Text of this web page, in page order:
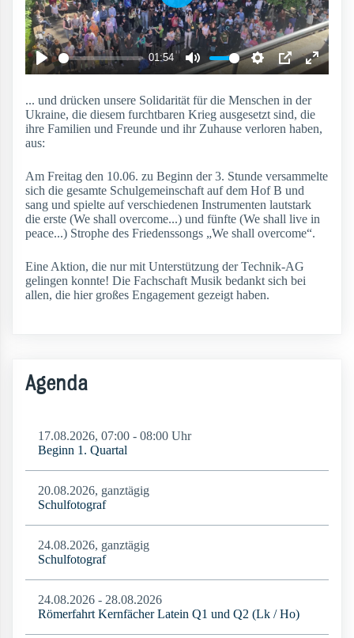
... und drücken unsere Solidarität für die Menschen in der
Ukraine, die diesem furchtbaren Krieg ausgesetzt sind, die
ihre Familien und Freunde und ihr Zuhause verloren haben,
aus:
Am Freitag den 10.06. zu Beginn der 3. Stunde versammelte
sich die gesamte Schulgemeinschaft auf dem Hof B und
sang und spielte auf verschiedenen Instrumenten lautstark
die erste (We shall overcome...) und fünfte (We shall live in
peace...) Strophe des Friedenssongs „We shall overcome“.
Eine Aktion, die nur mit Unterstützung der Technik-AG
gelingen konnte! Die Fachschaft Musik bedankt sich bei
allen, die hier großes Engagement gezeigt haben.
Agenda
17.08.2026, 07:00 - 08:00 Uhr
Beginn 1. Quartal
20.08.2026, ganztägig
Schulfotograf
24.08.2026, ganztägig
Schulfotograf
24.08.2026 - 28.08.2026
Römerfahrt Kernfächer Latein Q1 und Q2 (Lk / Ho)